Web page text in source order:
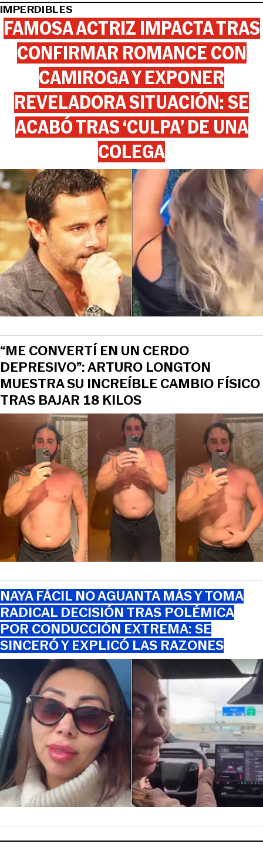
IMPERDIBLES
FAMOSA ACTRIZ IMPACTA TRAS
CONFIRMAR ROMANCE CON
CAMIROGA Y EXPONER
REVELADORA SITUACIÓN: SE
ACABÓ TRAS ‘CULPA’ DE UNA
COLEGA
“ME CONVERTÍ EN UN CERDO
DEPRESIVO”: ARTURO LONGTON
MUESTRA SU INCREÍBLE CAMBIO FÍSICO
TRAS BAJAR 18 KILOS
NAYA FÁCIL NO AGUANTA MÁS Y TOMA
RADICAL DECISIÓN TRAS POLÉMICA
POR CONDUCCIÓN EXTREMA: SE
SINCERÓ Y EXPLICÓ LAS RAZONES